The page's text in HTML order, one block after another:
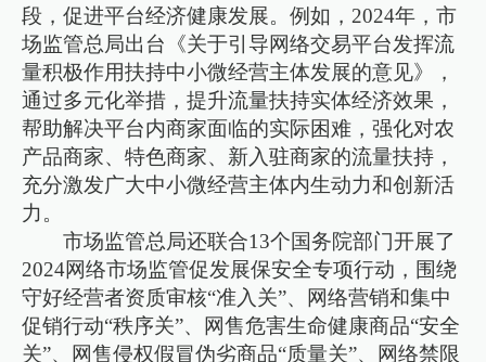
段，促进平台经济健康发展。例如，2024年，市
场监管总局出台《关于引导网络交易平台发挥流
量积极作用扶持中小微经营主体发展的意见》，
通过多元化举措，提升流量扶持实体经济效果，
帮助解决平台内商家面临的实际困难，强化对农
产品商家、特色商家、新入驻商家的流量扶持，
充分激发广大中小微经营主体内生动力和创新活
力。
市场监管总局还联合13个国务院部门开展了
2024网络市场监管促发展保安全专项行动，围绕
守好经营者资质审核“准入关”、网络营销和集中
促销行动“秩序关”、网售危害生命健康商品“安全
关”、网售侵权假冒伪劣商品“质量关”、网络禁限